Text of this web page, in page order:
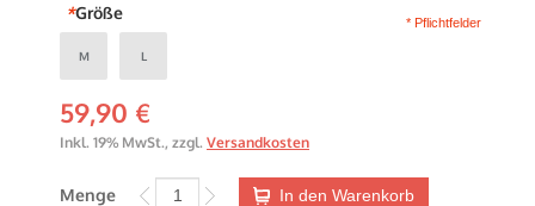
*Größe
M L
* Pflichtfelder
59,90 €
Inkl. 19% MwSt., zzgl. Versandkosten
Menge In den Warenkorb